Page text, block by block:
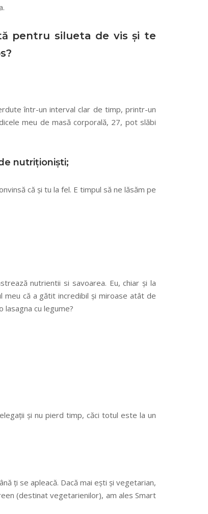
pentru silueta de vis și te
într-un interval clar de timp, printr-un
meu de masă corporală, 27, pot slăbi
nutriționiști;
că și tu la fel. E timpul să ne lăsăm pe
nutrientii si savoarea. Eu, chiar și la
meu că a gătit incredibil și miroase atât de
lasagna cu legume?
și nu pierd timp, căci totul este la un
ți se apleacă. Dacă mai ești și vegetarian,
(destinat vegetarienilor), am ales Smart